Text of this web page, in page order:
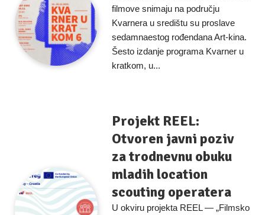
filmove snimaju na području
Kvarnera u središtu su proslave
sedamnaestog rođendana Art-kina.
Šesto izdanje programa Kvarner u
kratkom, u...
Projekt REEL:
Otvoren javni poziv
za trodnevnu obuku
mladih location
scouting operatera
U okviru projekta REEL — „Filmsko